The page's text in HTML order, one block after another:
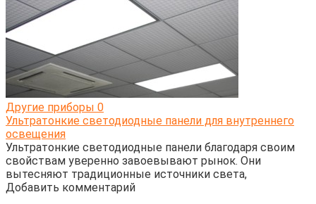
Другие приборы 0
Ультратонкие светодиодные панели для внутреннего
освещения
Ультратонкие светодиодные панели благодаря своим
свойствам уверенно завоевывают рынок. Они
вытесняют традиционные источники света,
Добавить комментарий